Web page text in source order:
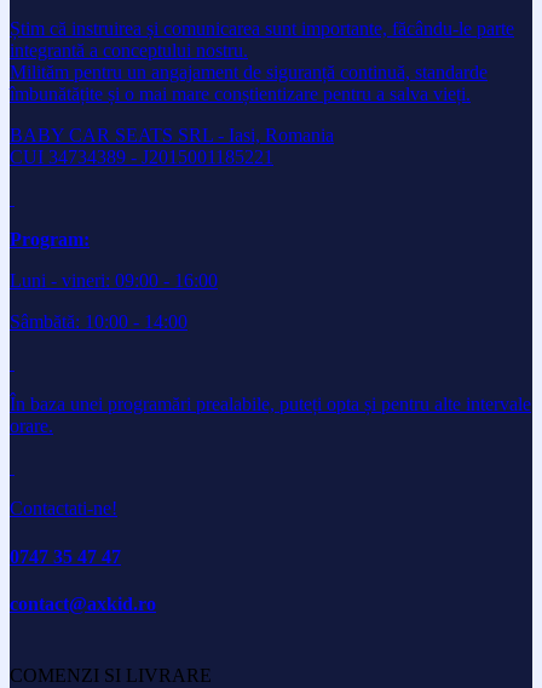
Știm că instruirea și comunicarea sunt importante, făcându-le parte
integrantă a conceptului nostru.
Milităm pentru un angajament de siguranță continuă, standarde
îmbunătățite și o mai mare conștientizare pentru a salva vieți.
BABY CAR SEATS SRL - Iasi, Romania
CUI 34734389 - J2015001185221
Program:
Luni - vineri: 09:00 - 16:00
Sâmbătă: 10:00 - 14:00
În baza unei programări prealabile, puteți opta și pentru alte intervale
orare.
Contactati-ne!
0747 35 47 47
contact@axkid.ro
COMENZI SI LIVRARE